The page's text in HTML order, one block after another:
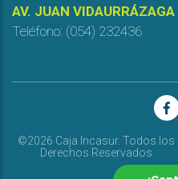
AV. JUAN
Teléfono: (054) 232436
©2026 Caja Incasur. Todos los
Derechos Reservados